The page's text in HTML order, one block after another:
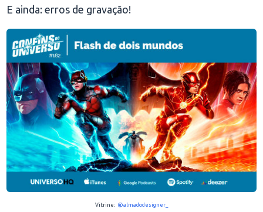
E ainda: erros de gravação!
Vitrine: @almadodesigner_